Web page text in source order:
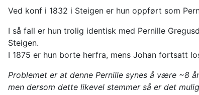
Ved konf i 1832 i Steigen er hun oppført som
I så fall er hun trolig identisk med Pernille
Steigen.
I 1875 er hun borte herfra, mens Johan fortsatt
Problemet er at denne Pernille synes å være ~8
men dersom dette likevel stemmer så er det